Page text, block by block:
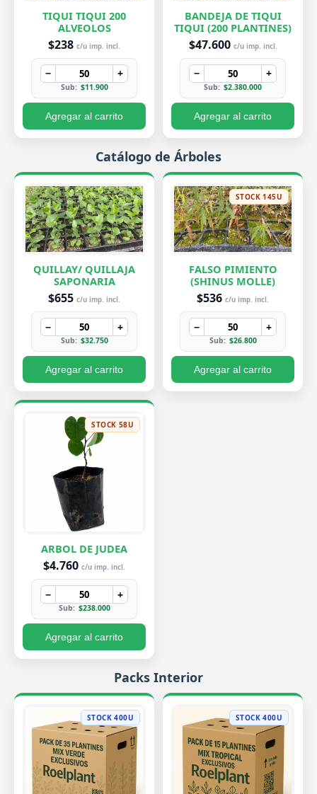
TIQUI TIQUI 200
ALVEOLOS
$238 c/u imp. incl.
− +
Sub: $11.900
Agregar al carrito
BANDEJA DE TIQUI
TIQUI (200 PLANTINES)
$47.600 c/u imp. incl.
− +
Sub: $2.380.000
Agregar al carrito
Catálogo de Árboles
QUILLAY/ QUILLAJA
SAPONARIA
$655 c/u imp. incl.
− +
Sub: $32.750
Agregar al carrito
STOCK 145U
FALSO PIMIENTO
(SHINUS MOLLE)
$536 c/u imp. incl.
− +
Sub: $26.800
Agregar al carrito
STOCK 58U
ARBOL DE JUDEA
$4.760 c/u imp. incl.
− +
Sub: $238.000
Agregar al carrito
Packs Interior
STOCK 400U STOCK 400U